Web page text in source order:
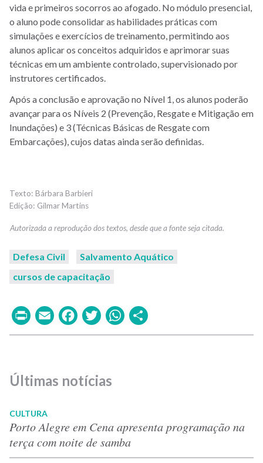
vida e primeiros socorros ao afogado. No módulo presencial,
o aluno pode consolidar as habilidades práticas com
simulações e exercícios de treinamento, permitindo aos
alunos aplicar os conceitos adquiridos e aprimorar suas
técnicas em um ambiente controlado, supervisionado por
instrutores certificados.
Após a conclusão e aprovação no Nível 1, os alunos poderão
avançar para os Níveis 2 (Prevenção, Resgate e Mitigação em
Inundações) e 3 (Técnicas Básicas de Resgate com
Embarcações), cujos datas ainda serão definidas.
Bárbara Barbieri
Gilmar Martins
Defesa Civil
Salvamento Aquático
cursos de capacitação
PrintEmailFacebook
TwitterWhatsApp
Últimas notícias
CULTURA
Porto Alegre em Cena apresenta programação na
terça com noite de samba